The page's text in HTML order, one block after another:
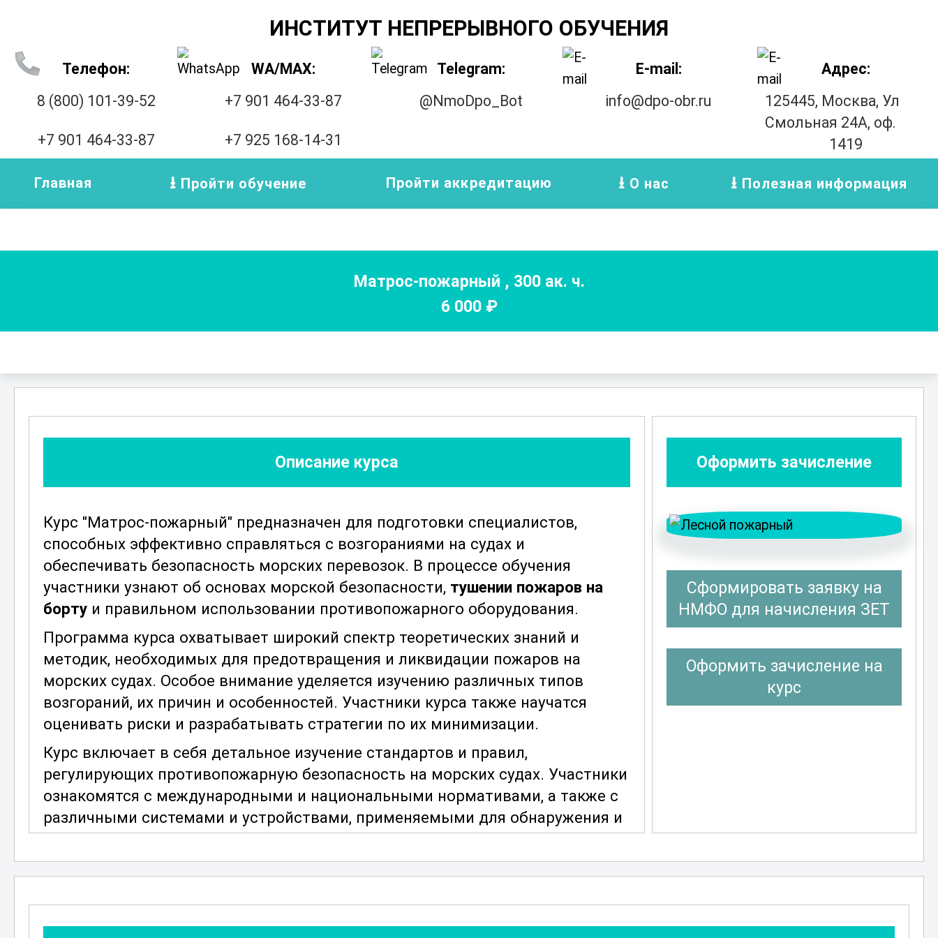
ИНСТИТУТ НЕПРЕРЫВНОГО ОБУЧЕНИЯ
Телефон:
8 (800) 101-39-52
+7 901 464-33-87
WA/MAX:
+7 901 464-33-87
+7 925 168-14-31
Telegram:
@NmoDpo_Bot
E-mail:
info@dpo-obr.ru
Адрес:
125445, Москва, Ул
Смольная 24А, оф.
1419
Главная Пройти обучение Пройти аккредитацию О нас Полезная информация
Матрос-пожарный , 300ак. ч.
6 000₽
Описание курса
Курс "Матрос-пожарный" предназначен для подготовки специалистов,
способных эффективно справляться с возгораниями на судах и
обеспечивать безопасность морских перевозок. В процессе обучения
участники узнают об основах морской безопасности, тушении пожаров на
борту и правильном использовании противопожарного оборудования.
Программа курса охватывает широкий спектр теоретических знаний и
методик, необходимых для предотвращения и ликвидации пожаров на
морских судах. Особое внимание уделяется изучению различных типов
возгораний, их причин и особенностей. Участники курса также научатся
оценивать риски и разрабатывать стратегии по их минимизации.
Курс включает в себя детальное изучение стандартов и правил,
регулирующих противопожарную безопасность на морских судах. Участники
ознакомятся с международными и национальными нормативами, а также с
различными системами и устройствами, применяемыми для обнаружения и
тушения пожаров. Это позволит им быть в курсе последних инноваций и
технологий в области морской безопасности.
ситуациям и действиям в условиях ограниченного времени и ресурсов.
Участники курса научатся быстро и правильно реагировать на возгорания,
Оформить зачисление
Сформировать заявку на
НМФО для начисления ЗЕТ
Оформить зачисление на
курс